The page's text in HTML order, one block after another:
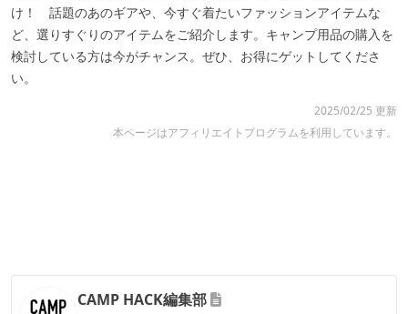
け！ 話題のあのギアや、今すぐ着たいファッションアイテムな
ど、選りすぐりのアイテムをご紹介します。キャンプ用品の購入を
検討している方は今がチャンス。ぜひ、お得にゲットしてくださ
い。
2025/02/25 更新
本ページはアフィリエイトプログラムを利用しています。
CAMP HACK編集部